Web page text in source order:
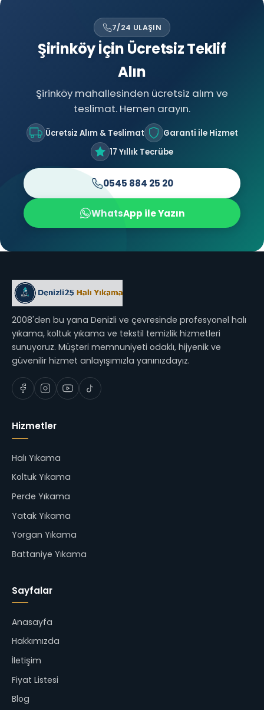
7/24 ULAŞIN
Şirinköy İçin Ücretsiz Teklif
Alın
Şirinköy mahallesinden ücretsiz alım ve
teslimat. Hemen arayın.
Ücretsiz Alım & Teslimat
Garanti ile Hizmet
17 Yıllık Tecrübe
0545 884 25 20
WhatsApp ile Yazın
2008'den bu yana Denizli ve çevresinde profesyonel halı
yıkama, koltuk yıkama ve tekstil temizlik hizmetleri
sunuyoruz. Müşteri memnuniyeti odaklı, hijyenik ve
güvenilir hizmet anlayışımızla yanınızdayız.
Hizmetler
Halı Yıkama
Koltuk Yıkama
Perde Yıkama
Yatak Yıkama
Yorgan Yıkama
Battaniye Yıkama
Sayfalar
Anasayfa
Hakkımızda
İletişim
Fiyat Listesi
Blog